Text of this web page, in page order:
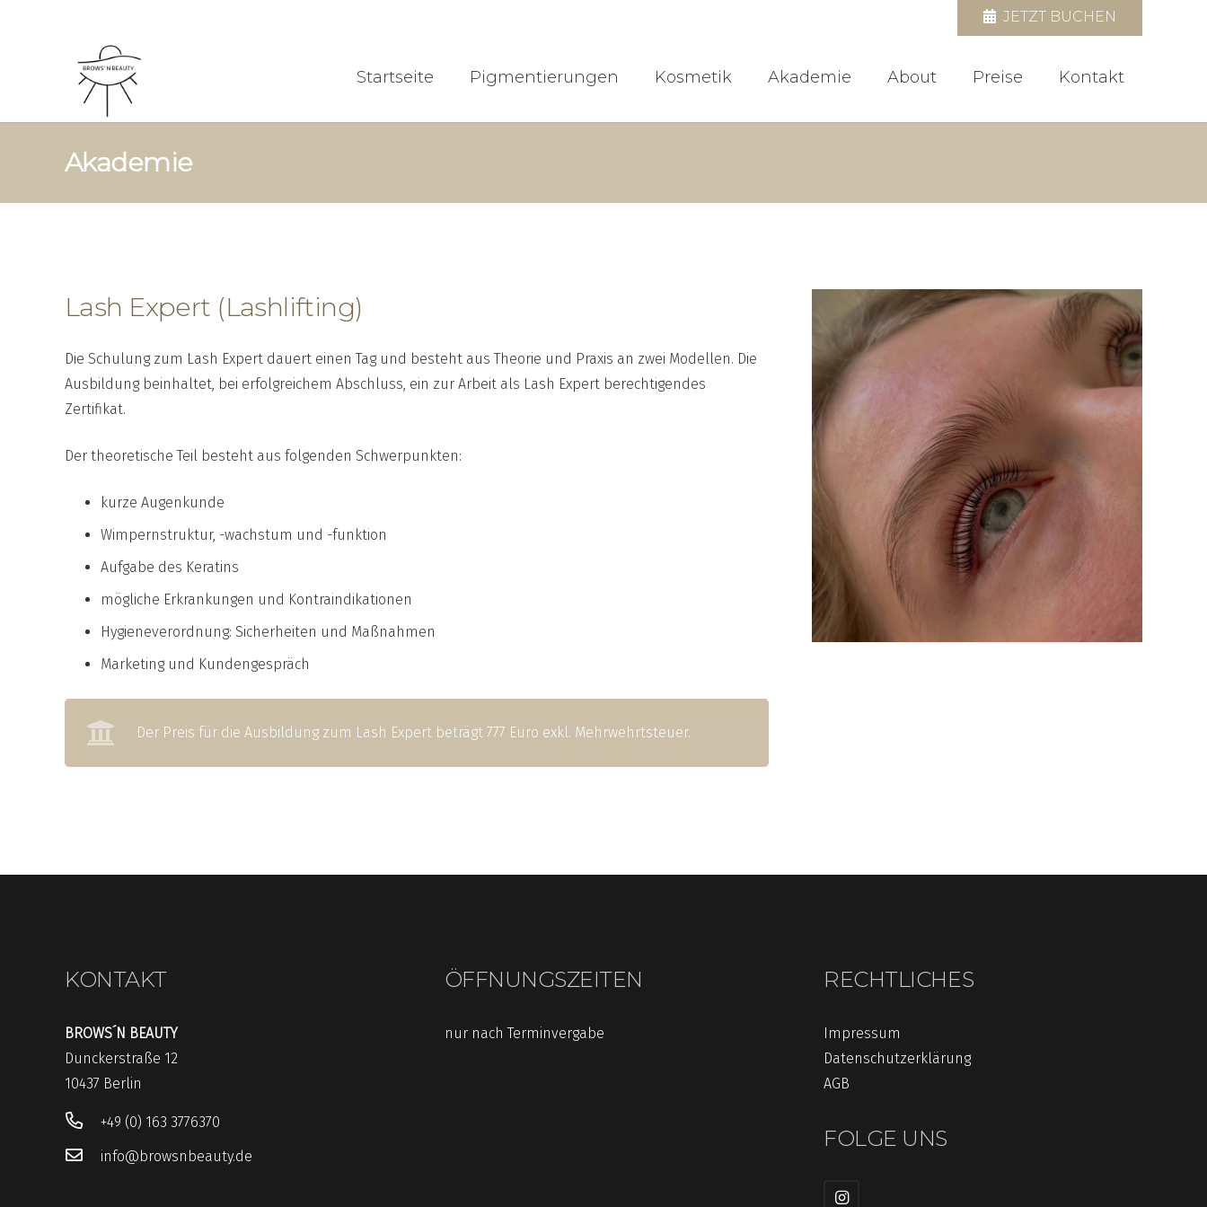
JETZT BUCHEN
Startseite Pigmentierungen Kosmetik Akademie About Preise Kontakt
Akademie
Lash Expert (Lashlifting)
Die Schulung zum Lash Expert dauert einen Tag und besteht aus Theorie und Praxis an zwei Modellen. Die
Ausbildung beinhaltet, bei erfolgreichem Abschluss, ein zur Arbeit als Lash Expert berechtigendes
Zertifikat.
Der theoretische Teil besteht aus folgenden Schwerpunkten:
kurze Augenkunde
Wimpernstruktur, -wachstum und -funktion
Aufgabe des Keratins
mögliche Erkrankungen und Kontraindikationen
Hygieneverordnung: Sicherheiten und Maßnahmen
Marketing und Kundengespräch
Der Preis für die Ausbildung zum Lash Expert beträgt 777 Euro exkl. Mehrwehrtsteuer.
KONTAKT
BROWS´N BEAUTY
Dunckerstraße 12
10437 Berlin
+49 (0) 163 3776370
info@browsnbeauty.de
ÖFFNUNGSZEITEN
nur nach Terminvergabe
RECHTLICHES
Impressum
Datenschutzerklärung
AGB
FOLGE UNS